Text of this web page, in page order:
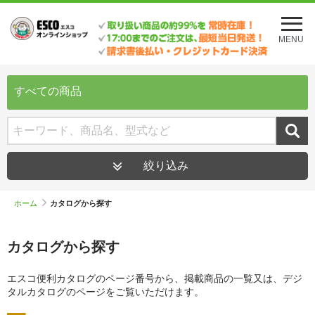
メ
ニ
ュ
を
MENU
すべての商品
絞り込み
ホーム カタログから探す
カタログから探す
エスコ便利カタログのページ番号から、掲載商品の一覧又は、デジ
タルカタログのページをご覧いただけます。